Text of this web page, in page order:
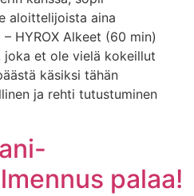
aloittelijoista aina
HYROX Alkeet (60 min)
joka et ole vielä kokeillut
käsiksi tähän
ja rehti tutustuminen
palaa!